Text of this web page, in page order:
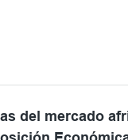
del mercado